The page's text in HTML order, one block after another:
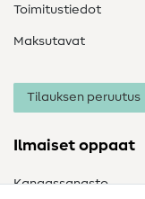
Toimitustiedot
Maksutavat
Tilauksen peruutus
Ilmaiset oppaat
Kangassanasto